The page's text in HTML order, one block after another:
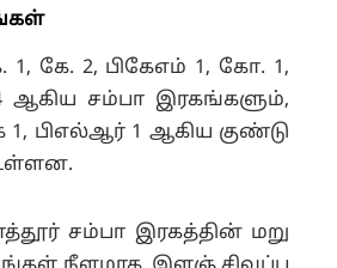
1, கே. 2, பிகேஎம் 1, கோ. 1,
சம்பா இரகங்களும்,
1, பிஎல்ஆர் 1 ஆகிய குண்டு
சம்பா இரகத்தின் மறு